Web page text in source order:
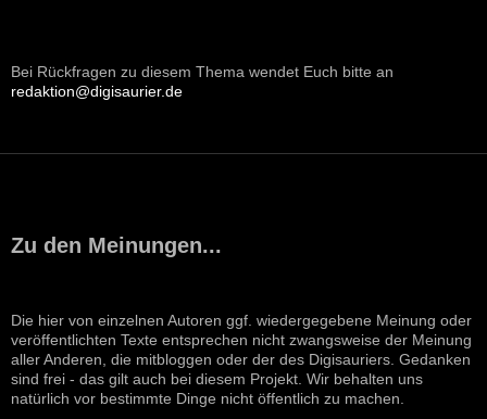
Bei Rückfragen zu diesem Thema wendet Euch bitte an
redaktion@digisaurier.de
Zu den Meinungen...
Die hier von einzelnen Autoren ggf. wiedergegebene Meinung oder
veröffentlichten Texte entsprechen nicht zwangsweise der Meinung
aller Anderen, die mitbloggen oder der des Digisauriers. Gedanken
sind frei - das gilt auch bei diesem Projekt. Wir behalten uns
natürlich vor bestimmte Dinge nicht öffentlich zu machen.